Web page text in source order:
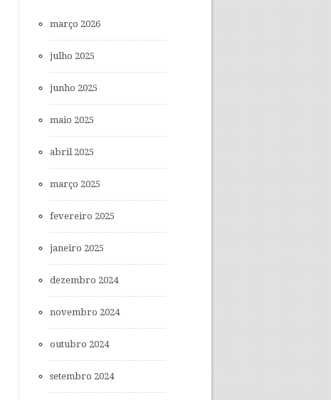
março 2026
julho 2025
junho 2025
maio 2025
abril 2025
março 2025
fevereiro 2025
janeiro 2025
dezembro 2024
novembro 2024
outubro 2024
setembro 2024